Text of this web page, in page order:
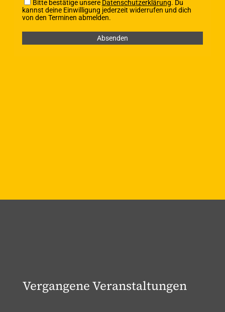
Vergangene Veranstaltungen